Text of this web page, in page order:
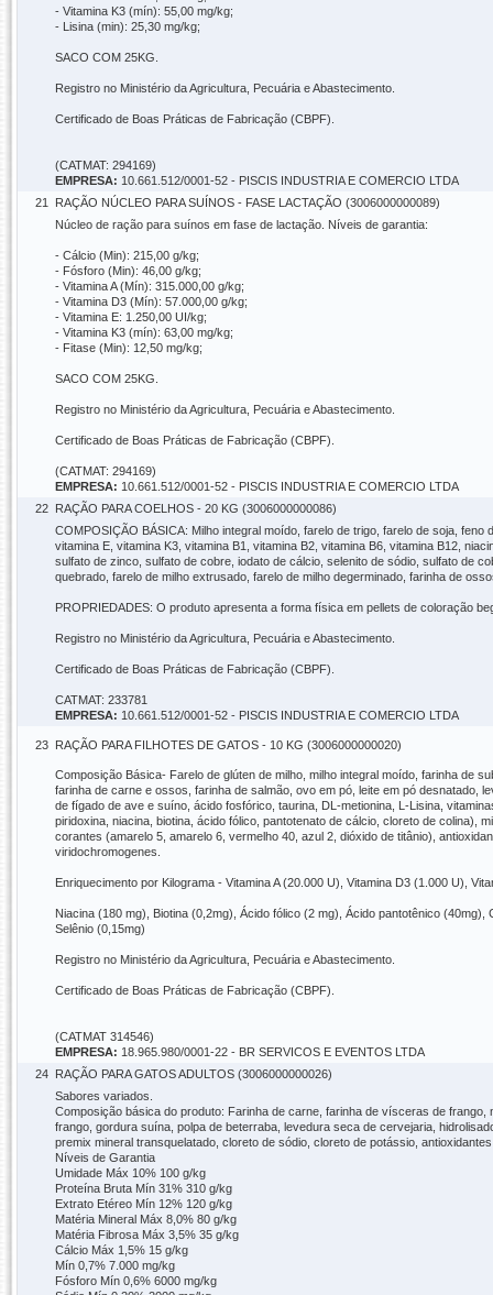
- Vitamina K3 (mín): 55,00 mg/kg;
- Lisina (min): 25,30 mg/kg;
SACO COM 25KG.
Registro no Ministério da Agricultura, Pecuária e Abastecimento.
Certificado de Boas Práticas de Fabricação (CBPF).
(CATMAT: 294169)
EMPRESA: 10.661.512/0001-52 - PISCIS INDUSTRIA E COMERCIO LTDA
21
RAÇÃO NÚCLEO PARA SUÍNOS - FASE LACTAÇÃO (3006000000089)
Núcleo de ração para suínos em fase de lactação. Níveis de garantia:
- Cálcio (Min): 215,00 g/kg;
- Fósforo (Min): 46,00 g/kg;
- Vitamina A (Mín): 315.000,00 g/kg;
- Vitamina D3 (Mín): 57.000,00 g/kg;
- Vitamina E: 1.250,00 UI/kg;
- Vitamina K3 (mín): 63,00 mg/kg;
- Fitase (Min): 12,50 mg/kg;
SACO COM 25KG.
Registro no Ministério da Agricultura, Pecuária e Abastecimento.
Certificado de Boas Práticas de Fabricação (CBPF).
(CATMAT: 294169)
EMPRESA: 10.661.512/0001-52 - PISCIS INDUSTRIA E COMERCIO LTDA
22 RAÇÃO PARA COELHOS - 20 KG (3006000000086)
COMPOSIÇÃO BÁSICA: Milho integral moído, farelo de trigo, farelo de soja,
vitamina E, vitamina K3, vitamina B1, vitamina B2, vitamina B6, vitamina B12,
sulfato de zinco, sulfato de cobre, iodato de cálcio, selenito de sódio, sulfato de
quebrado, farelo de milho extrusado, farelo de milho degerminado, farinha de
PROPRIEDADES: O produto apresenta a forma física em pellets de coloração
Registro no Ministério da Agricultura, Pecuária e Abastecimento.
Certificado de Boas Práticas de Fabricação (CBPF).
CATMAT: 233781
EMPRESA: 10.661.512/0001-52 - PISCIS INDUSTRIA E COMERCIO LTDA
23 RAÇÃO PARA FILHOTES DE GATOS - 10 KG (3006000000020)
Composição Básica- Farelo de glúten de milho, milho integral moído, farinha de
farinha de carne e ossos, farinha de salmão, ovo em pó, leite em pó desnatado,
de fígado de ave e suíno, ácido fosfórico, taurina, DL-metionina, L-Lisina,
piridoxina, niacina, biotina, ácido fólico, pantotenato de cálcio, cloreto de colina),
corantes (amarelo 5, amarelo 6, vermelho 40, azul 2, dióxido de titânio),
viridochromogenes.
Enriquecimento por Kilograma - Vitamina A (20.000 U), Vitamina D3 (1.000 U),
Niacina (180 mg), Biotina (0,2mg), Ácido fólico (2 mg), Ácido pantotênico
Selênio (0,15mg)
Registro no Ministério da Agricultura, Pecuária e Abastecimento.
Certificado de Boas Práticas de Fabricação (CBPF).
(CATMAT 314546)
EMPRESA: 18.965.980/0001-22 - BR SERVICOS E EVENTOS LTDA
24 RAÇÃO PARA GATOS ADULTOS (3006000000026)
Sabores variados.
Composição básica do produto: Farinha de carne, farinha de vísceras de
frango, gordura suína, polpa de beterraba, levedura seca de cervejaria,
premix mineral transquelatado, cloreto de sódio, cloreto de potássio, antioxidantes
Níveis de Garantia
Umidade Máx 10% 100 g/kg
Proteína Bruta Mín 31% 310 g/kg
Extrato Etéreo Mín 12% 120 g/kg
Matéria Mineral Máx 8,0% 80 g/kg
Matéria Fibrosa Máx 3,5% 35 g/kg
Cálcio Máx 1,5% 15 g/kg
Mín 0,7% 7.000 mg/kg
Fósforo Mín 0,6% 6000 mg/kg